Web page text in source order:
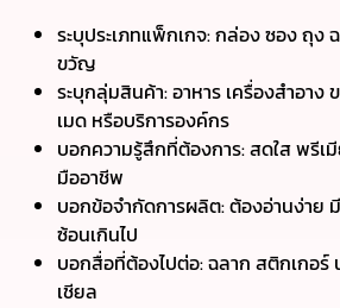
ระบุประเภทแพ็กเกจ: กล่อง ซอง ถุง
ขวัญ
ระบุกลุ่มสินค้า: อาหาร เครื่องสำอา
เมด หรือบริการองค์กร
บอกความรู้สึกที่ต้องการ: สดใส พรีเ
มืออาชีพ
บอกข้อจำกัดการผลิต: ต้องอ่านง่าย
ซ้อนเกินไป
บอกสื่อที่ต้องไปต่อ: ฉลาก สติกเกอร์
เชียล